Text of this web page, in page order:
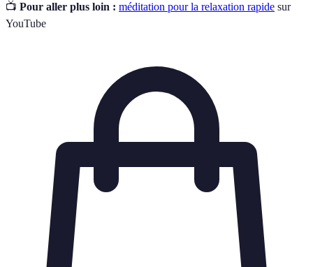
📺 Pour aller plus loin : méditation pour la relaxation rapide sur
YouTube